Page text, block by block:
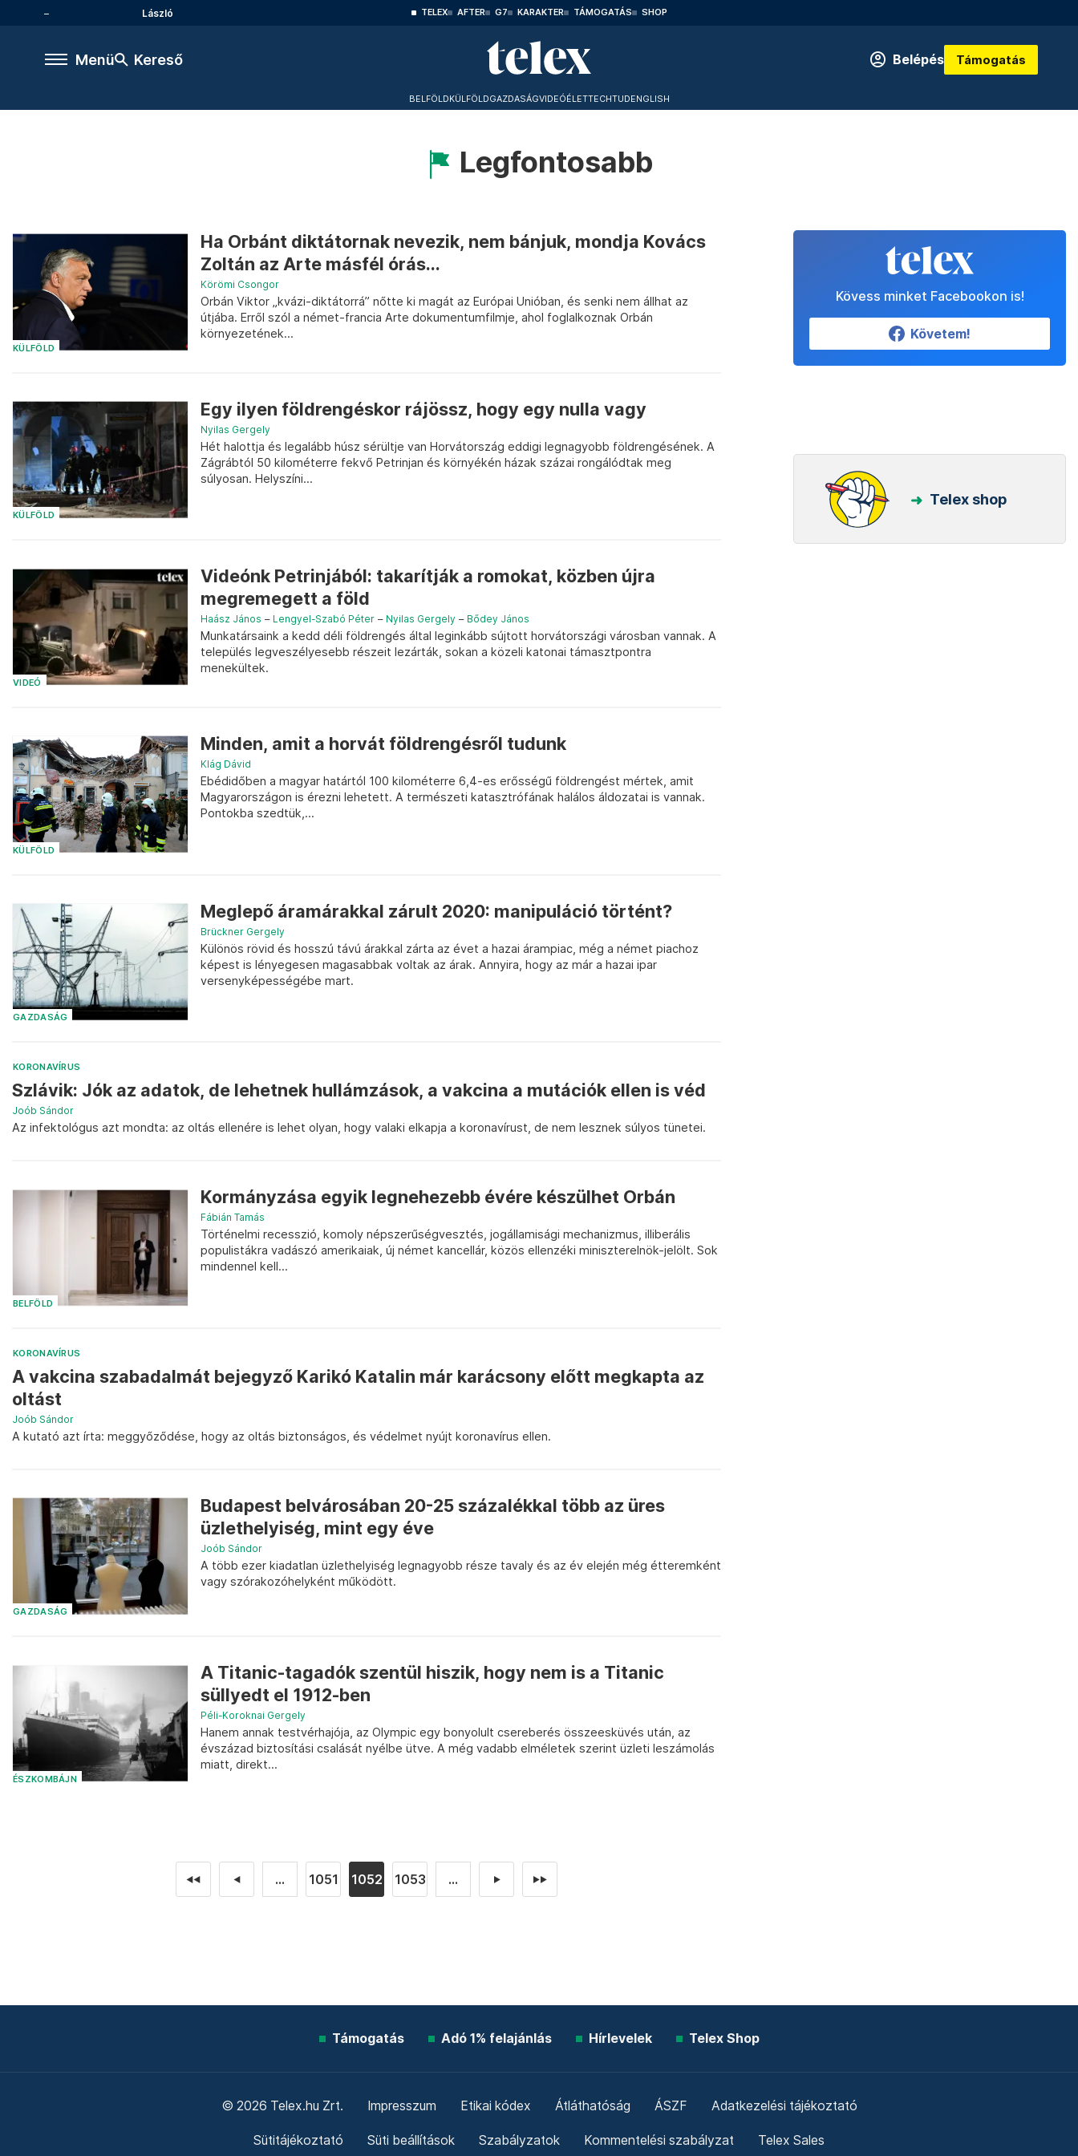
László TELEX AFTER G7 KARAKTER TÁMOGATÁS SHOP
Menü Kereső Belépés Támogatás
BELFÖLDKÜLFÖLDGAZDASÁGVIDEÓÉLETTECHTUDENGLISH
Legfontosabb
KÜLFÖLD
Ha Orbánt diktátornak nevezik, nem bánjuk, mondja Kovács
Zoltán az Arte másfél órás...
Körömi Csongor
Orbán Viktor „kvázi-diktátorrá” nőtte ki magát az Európai Unióban, és senki nem állhat az
útjába. Erről szól a német-francia Arte dokumentumfilmje, ahol foglalkoznak Orbán
környezetének...
KÜLFÖLD
Egy ilyen földrengéskor rájössz, hogy egy nulla vagy
Nyilas Gergely
Hét halottja és legalább húsz sérültje van Horvátország eddigi legnagyobb földrengésének. A
Zágrábtól 50 kilométerre fekvő Petrinjan és környékén házak százai rongálódtak meg
súlyosan. Helyszíni...
VIDEÓ
Videónk Petrinjából: takarítják a romokat, közben újra
megremegett a föld
Haász János – Lengyel-Szabó Péter – Nyilas Gergely – Bődey János
Munkatársaink a kedd déli földrengés által leginkább sújtott horvátországi városban vannak. A
település legveszélyesebb részeit lezárták, sokan a közeli katonai támasztpontra
menekültek.
KÜLFÖLD
Minden, amit a horvát földrengésről tudunk
Klág Dávid
Ebédidőben a magyar határtól 100 kilométerre 6,4-es erősségű földrengést mértek, amit
Magyarországon is érezni lehetett. A természeti katasztrófának halálos áldozatai is vannak.
Pontokba szedtük,...
GAZDASÁG
Meglepő áramárakkal zárult 2020: manipuláció történt?
Brückner Gergely
Különös rövid és hosszú távú árakkal zárta az évet a hazai árampiac, még a német piachoz
képest is lényegesen magasabbak voltak az árak. Annyira, hogy az már a hazai ipar
versenyképességébe mart.
KORONAVÍRUS
Szlávik: Jók az adatok, de lehetnek hullámzások, a vakcina a mutációk ellen is véd
Joób Sándor
Az infektológus azt mondta: az oltás ellenére is lehet olyan, hogy valaki elkapja a koronavírust, de nem lesznek súlyos tünetei.
BELFÖLD
Kormányzása egyik legnehezebb évére készülhet Orbán
Fábián Tamás
Történelmi recesszió, komoly népszerűségvesztés, jogállamisági mechanizmus, illiberális
populistákra vadászó amerikaiak, új német kancellár, közös ellenzéki miniszterelnök-jelölt. Sok
mindennel kell...
KORONAVÍRUS
A vakcina szabadalmát bejegyző Karikó Katalin már karácsony előtt megkapta az
oltást
Joób Sándor
A kutató azt írta: meggyőződése, hogy az oltás biztonságos, és védelmet nyújt koronavírus ellen.
GAZDASÁG
Budapest belvárosában 20-25 százalékkal több az üres
üzlethelyiség, mint egy éve
Joób Sándor
A több ezer kiadatlan üzlethelyiség legnagyobb része tavaly és az év elején még étteremként
vagy szórakozóhelyként működött.
ÉSZKOMBÁJN
A Titanic-tagadók szentül hiszik, hogy nem is a Titanic
süllyedt el 1912-ben
Péli-Koroknai Gergely
Hanem annak testvérhajója, az Olympic egy bonyolult csereberés összeesküvés után, az
évszázad biztosítási csalását nyélbe ütve. A még vadabb elméletek szerint üzleti leszámolás
miatt, direkt...
◄◄ ◄ ... 1051 1052 1053 ... ► ►►
Kövess minket Facebookon is!
Követem!
Telex shop
Támogatás Adó 1% felajánlás Hírlevelek Telex Shop
© 2026 Telex.hu Zrt. Impresszum Etikai kódex Átláthatóság ÁSZF Adatkezelési tájékoztató
Sütitájékoztató Süti beállítások Szabályzatok Kommentelési szabályzat Telex Sales